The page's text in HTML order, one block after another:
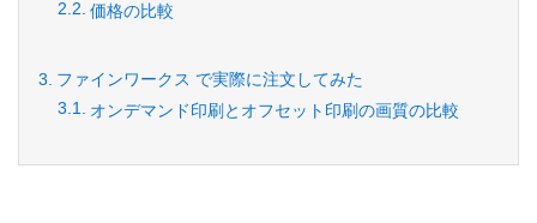
価格の比較
ファインワークス で実際に注文してみた
オンデマンド印刷とオフセット印刷の画質の比較